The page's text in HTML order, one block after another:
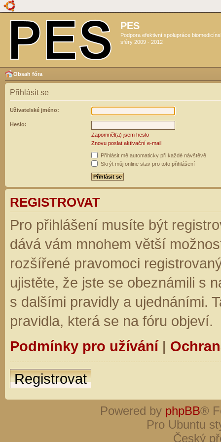
PES
Podpora efektivní spolupráce
sféry 2009 - 2012
Obsah fóra
Přihlásit se
Uživatelské jméno:
Heslo:
Zapomněl(a) jsem heslo
Znovu poslat aktivační e-mail
Přihlásit mě automaticky při každé návštěvě
Skrýt můj online stav pro toto přihlášení
REGISTROVAT
Pro přihlášení musíte být
dává vám mnohem větší
rozšířené pravomoci
ujistěte, že jste se obeznámili s
s dalšími pravidly a ujednáními.
pravidla, která se na fóru objeví.
Podmínky pro užívání|
Registrovat
Powered by phpBB®
Pro Ubuntu
Český